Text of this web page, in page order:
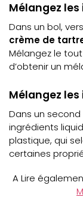
Mélangez
Dans un bol,
crème de
Mélangez le
d’obtenir un
Mélangez
Dans un
ingrédients
plastique, qui
certaines
A Lire